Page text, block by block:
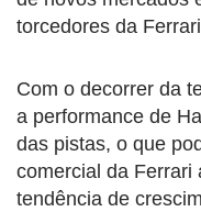
torcedores da
Com o decorrer da
a performance de
das pistas, o que
comercial da Ferrari
tendência de